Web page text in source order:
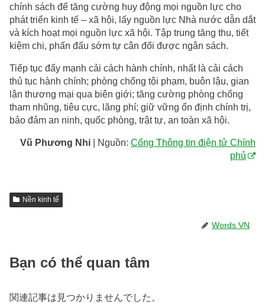
chính sách để tăng cường huy động mọi nguồn lực cho
phát triển kinh tế – xã hội, lấy nguồn lực Nhà nước dẫn dắt
và kích hoạt mọi nguồn lực xã hội. Tập trung tăng thu, tiết
kiệm chi, phấn đấu sớm tự cân đối được ngân sách.
Tiếp tục đẩy mạnh cải cách hành chính, nhất là cải cách
thủ tục hành chính; phòng chống tội phạm, buôn lậu, gian
lận thương mại qua biên giới; tăng cường phòng chống
tham nhũng, tiêu cực, lãng phí; giữ vững ổn định chính trị,
bảo đảm an ninh, quốc phòng, trật tự, an toàn xã hội.
Vũ Phương Nhi | Nguồn: Cổng Thông tin điện tử Chính
phủ
Nền kinh tế
Words VN
Bạn có thể quan tâm
関連記事は見つかりませんでした。